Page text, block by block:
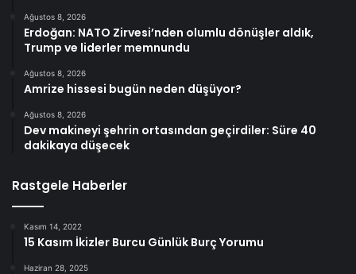
Ağustos 8, 2026
Erdoğan: NATO Zirvesi’nden olumlu dönüşler aldık,
Trump ve liderler memnundu
Ağustos 8, 2026
Amrize hissesi bugün neden düşüyor?
Ağustos 8, 2026
Dev makineyi şehrin ortasından geçirdiler: Süre 40
dakikaya düşecek
Rastgele Haberler
Kasım 14, 2022
15 Kasım İkizler Burcu Günlük Burç Yorumu
Haziran 28, 2025